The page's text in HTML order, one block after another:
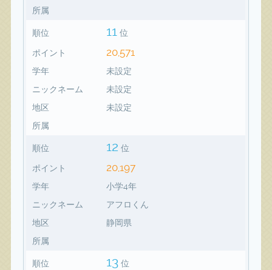
所属
順位 11 位
ポイント 20,571
学年
未設定
ニックネーム
未設定
地区
未設定
所属
順位 12 位
ポイント 20,197
学年
小学4年
ニックネーム
アフロくん
地区
静岡県
所属
順位 13 位